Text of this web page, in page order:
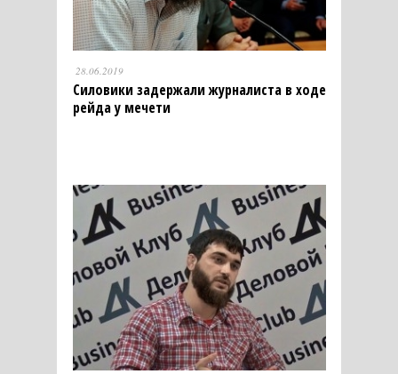
28.06.2019
Силовики задержали журналиста в ходе
рейда у мечети